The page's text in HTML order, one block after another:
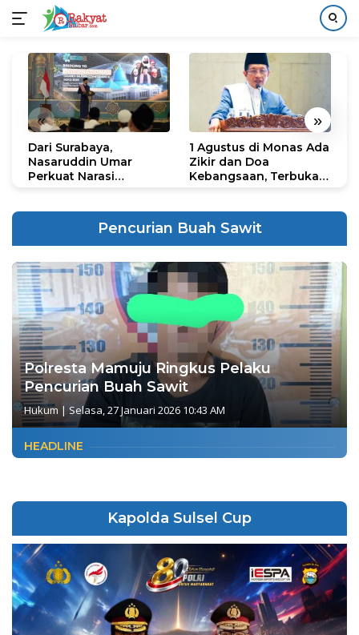
konten
« »
Dari Surabaya,
Nasaruddin Umar
Perkuat Narasi
1 Agustus di Monas Ada
Zikir dan Doa
Kebangsaan, Terbuka
Pencurian Buah Sawit
Polresta Mamuju Ringkus Pelaku
Pencurian Buah Sawit
Hukum |Selasa, 27 Januari 2026 10:43 AM
HEADLINE
Kapolda Sulsel Cup